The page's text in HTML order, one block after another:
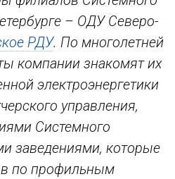
– ОДУ Северо-
РДУ. По многолетней
компании знакомят их
электроэнергетики
управления,
Системного
заведениями, которые
по профильным